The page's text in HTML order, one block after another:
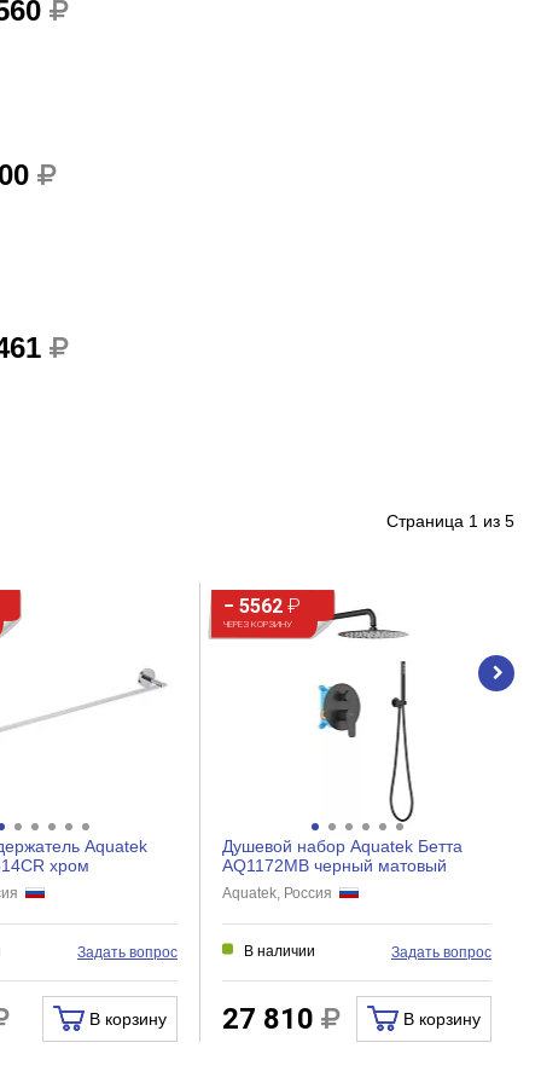
Страница 1 из 5
Aquatek
хром
Задать вопрос
В корзину
− 5562 ₽
ЧЕРЕЗ КОРЗИНУ
Душевой набор Aquatek Бетта
AQ1172MB черный матовый
Aquatek, Россия
В наличии Задать вопрос
27 810 В корзину